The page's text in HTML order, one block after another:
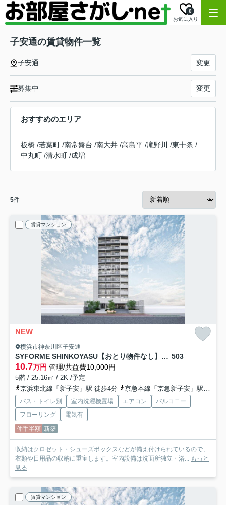
お気に入り
0
子安通の賃貸物件一覧
子安通 変更
募集中 変更
おすすめのエリア
板橋 /若葉町 /南常盤台 /南大井 /高島平 /滝野川 /東十条 /
中丸町 /清水町 /成増
5件
賃貸マンション
NEW
横浜市神奈川区子安通
SYFORME SHINKOYASU【おとり物件なし】#学生・社会人にオススメ！ 503
10.7万円 管理/共益費10,000円
5階 / 25.16㎡ / 2K /予定
京浜東北線「新子安」駅 徒歩4分
京急本線「京急新子安」駅 徒歩4分
バス・トイレ別 室内洗濯機置場 エアコン
バルコニー
フローリング
電気有
仲手半額 新築
収納はクロゼット・シューズボックスなどが備え付けられているので、
衣類や日用品の収納に重宝します。室内設備は洗面所独立・浴... もっと
見る
賃貸マンション